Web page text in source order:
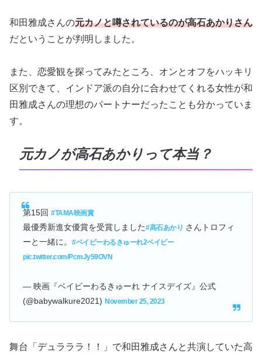
和田雅成さんの元カノと噂されているのが高石あかりさん
だということが判明しました。
また、恋愛観を探ってみたところ、オンとオフをハッキリ
区別できて、インドア派の自分に合わせてくれる女性が和
田雅成さんの理想のパートナーだったことも分かっていま
す。
元カノが高石あかりって本当？
第15回 #TAMA映画賞
最優秀新進女優賞を受賞しました#髙石あかり さんトロフィ
ーと一緒に。 #ベイビーわるきゅーれ2ベイビー
pic.twitter.com/PcmJy59OVN
— 映画『ベイビーわるきゅーれ ナイスデイズ』公式
(@babywalkure2021) November 25, 2023
舞台「デュラララ！！」で和田雅成さんと共演していた高